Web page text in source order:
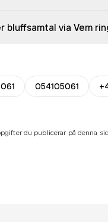
bluffsamtal via Vem
054105061
du publicerar på denna